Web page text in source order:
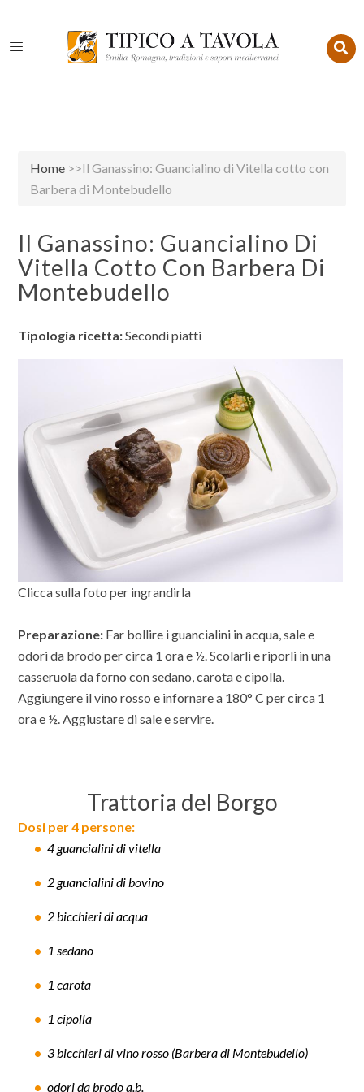
Home >>Il Ganassino: Guancialino di Vitella cotto con
Barbera di Montebudello
Clicca sulla foto per ingrandirla
Il Ganassino: Guancialino Di
Vitella Cotto Con Barbera Di
Montebudello
Tipologia ricetta:Secondi piatti
Preparazione: Far bollire i guancialini in acqua, sale e
odori da brodo per circa 1 ora e ½. Scolarli e riporli in una
casseruola da forno con sedano, carota e cipolla.
Aggiungere il vino rosso e infornare a 180° C per circa 1
ora e ½. Aggiustare di sale e servire.
Trattoria del Borgo
Dosi per 4 persone:
4 guancialini di vitella
2 guancialini di bovino
2 bicchieri di acqua
1 sedano
1 carota
1 cipolla
3 bicchieri di vino rosso (Barbera di Montebudello)
odori da brodo q.b.